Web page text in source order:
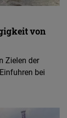
von
Zielen der
bei